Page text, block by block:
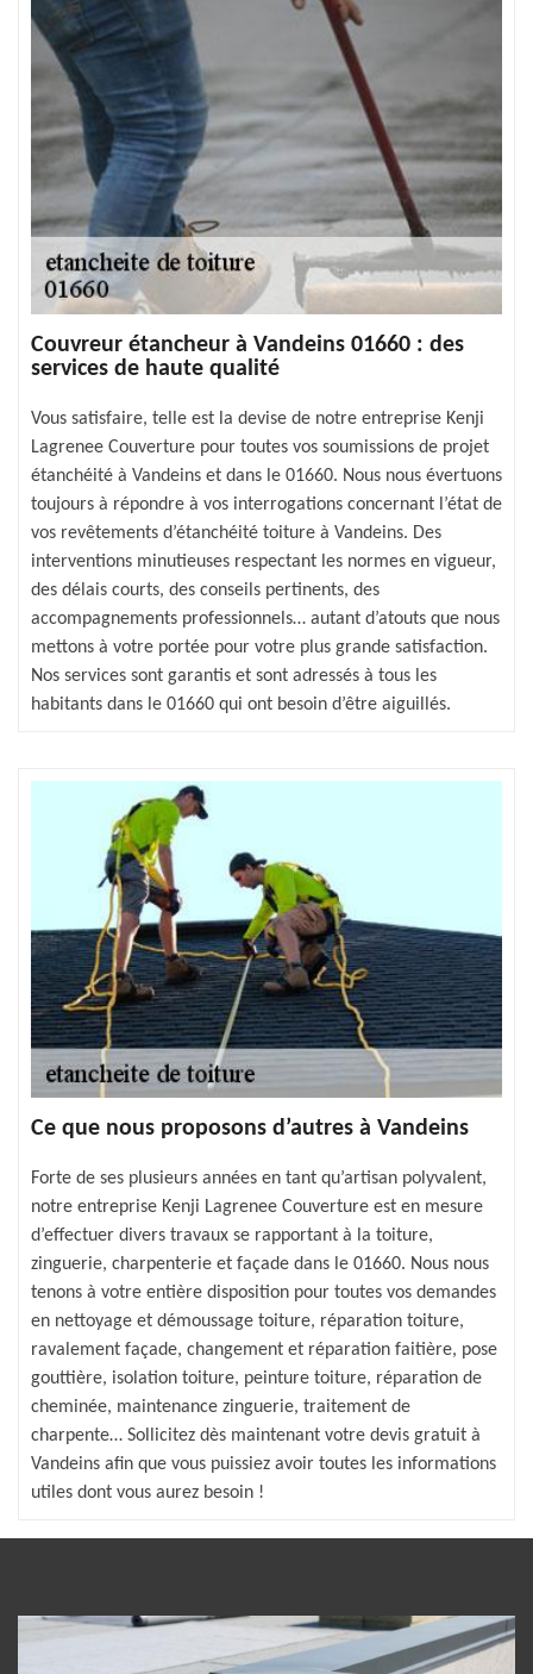
Couvreur étancheur à Vandeins 01660 : des
services de haute qualité
Vous satisfaire, telle est la devise de notre entreprise Kenji
Lagrenee Couverture pour toutes vos soumissions de projet
étanchéité à Vandeins et dans le 01660. Nous nous évertuons
toujours à répondre à vos interrogations concernant l’état de
vos revêtements d’étanchéité toiture à Vandeins. Des
interventions minutieuses respectant les normes en vigueur,
des délais courts, des conseils pertinents, des
accompagnements professionnels… autant d’atouts que nous
mettons à votre portée pour votre plus grande satisfaction.
Nos services sont garantis et sont adressés à tous les
habitants dans le 01660 qui ont besoin d’être aiguillés.
Ce que nous proposons d’autres à Vandeins
Forte de ses plusieurs années en tant qu’artisan polyvalent,
notre entreprise Kenji Lagrenee Couverture est en mesure
d’effectuer divers travaux se rapportant à la toiture,
zinguerie, charpenterie et façade dans le 01660. Nous nous
tenons à votre entière disposition pour toutes vos demandes
en nettoyage et démoussage toiture, réparation toiture,
ravalement façade, changement et réparation faitière, pose
gouttière, isolation toiture, peinture toiture, réparation de
cheminée, maintenance zinguerie, traitement de
charpente… Sollicitez dès maintenant votre devis gratuit à
Vandeins afin que vous puissiez avoir toutes les informations
utiles dont vous aurez besoin !